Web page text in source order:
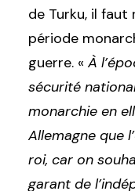
de Turku, il
période
guerre. « À
sécurité
monarchie en
Allemagne que
roi, car on
garant de